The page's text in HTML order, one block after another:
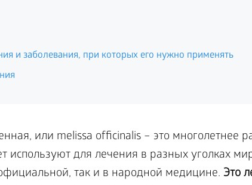
и заболевания, при которых его нужно применять
или melissa officinalis – это многолетнее
используют для лечения в разных уголках
так и в народной медицине. Это